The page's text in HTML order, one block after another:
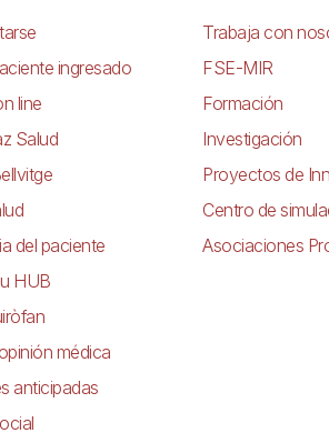
ingresado
line
Salud
del paciente
HUB
médica
anticipadas
Trabaja con
FSE-MIR
Formación
Investigación
Proyectos de
Centro de
Asociaciones